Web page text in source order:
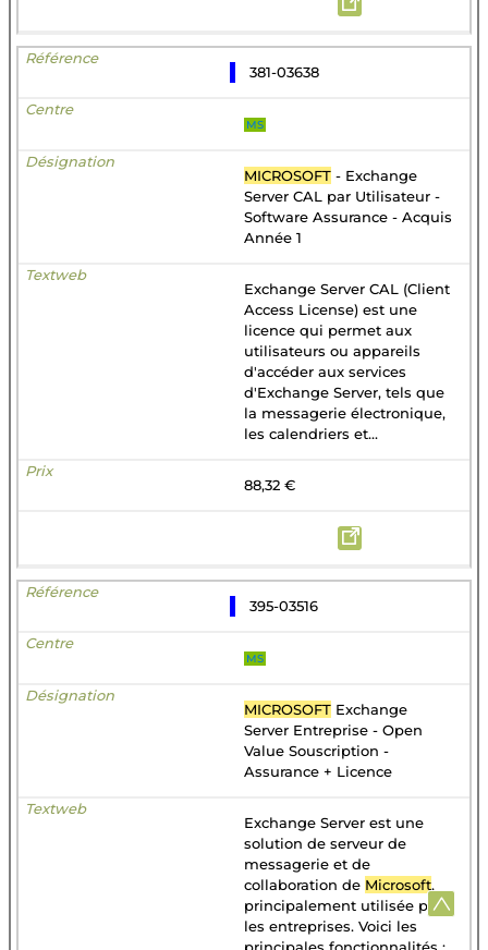
381-03638
MS
MICROSOFT - Exchange
Server CAL par Utilisateur -
Software Assurance - Acquis
Année 1
Exchange Server CAL (Client
Access License) est une
licence qui permet aux
utilisateurs ou appareils
d'accéder aux services
d'Exchange Server, tels que
la messagerie électronique,
les calendriers et...
88,32 €
395-03516
MS
MICROSOFT Exchange
Server Entreprise - Open
Value Souscription -
Assurance + Licence
Exchange Server est une
solution de serveur de
messagerie et de
collaboration de Microsoft,
principalement utilisée par
les entreprises. Voici les